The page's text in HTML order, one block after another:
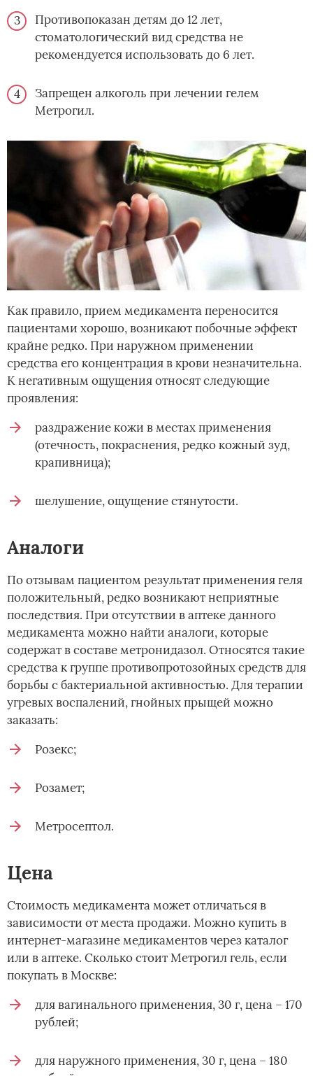
Противопоказан детям до 12 лет,
стоматологический вид средства не
рекомендуется использовать до 6 лет.
Запрещен алкоголь при лечении гелем
Метрогил.
Как правило, прием медикамента переносится
пациентами хорошо, возникают побочные эффект
крайне редко. При наружном применении
средства его концентрация в крови незначительна.
К негативным ощущения относят следующие
проявления:
раздражение кожи в местах применения
(отечность, покраснения, редко кожный зуд,
крапивница);
шелушение, ощущение стянутости.
Аналоги
По отзывам пациентом результат применения геля
положительный, редко возникают неприятные
последствия. При отсутствии в аптеке данного
медикамента можно найти аналоги, которые
содержат в составе метронидазол. Относятся такие
средства к группе противопротозойных средств для
борьбы с бактериальной активностью. Для терапии
угревых воспалений, гнойных прыщей можно
заказать:
Розекс;
Розамет;
Метросептол.
Цена
Стоимость медикамента может отличаться в
зависимости от места продажи. Можно купить в
интернет-магазине медикаментов через каталог
или в аптеке. Сколько стоит Метрогил гель, если
покупать в Москве:
для вагинального применения, 30 г, цена – 170
рублей;
для наружного применения, 30 г, цена – 180